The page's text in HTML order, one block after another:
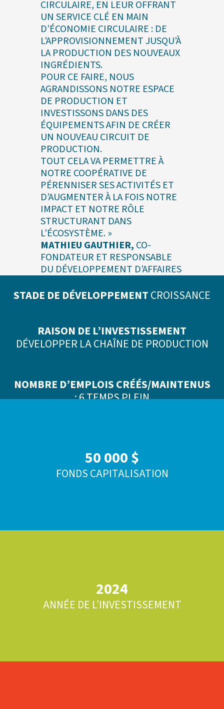
CIRCULAIRE, EN LEUR OFFRANT
UN SERVICE CLÉ EN MAIN
D’ÉCONOMIE CIRCULAIRE : DE
L’APPROVISIONNEMENT JUSQU’À
LA PRODUCTION DES NOUVEAUX
INGRÉDIENTS.
POUR CE FAIRE, NOUS
AGRANDISSONS NOTRE ESPACE
DE PRODUCTION ET
INVESTISSONS DANS DES
ÉQUIPEMENTS AFIN DE CRÉER
UN NOUVEAU CIRCUIT DE
PRODUCTION.
TOUT CELA VA PERMETTRE À
NOTRE COOPÉRATIVE DE
PÉRENNISER SES ACTIVITÉS ET
D’AUGMENTER À LA FOIS NOTRE
IMPACT ET NOTRE RÔLE
STRUCTURANT DANS
L’ÉCOSYSTÈME. »
MATHIEU GAUTHIER, CO-
FONDATEUR ET RESPONSABLE
DU DÉVELOPPEMENT D’AFFAIRES
STADE DE DÉVELOPPEMENTCROISSANCE
RAISON DE L’INVESTISSEMENT
DÉVELOPPER LA CHAÎNE DE PRODUCTION
NOMBRE D’EMPLOIS CRÉÉS/MAINTENUS
: 6 TEMPS PLEIN
50 000 $
FONDS CAPITALISATION
2024
ANNÉE DE L’INVESTISSEMENT